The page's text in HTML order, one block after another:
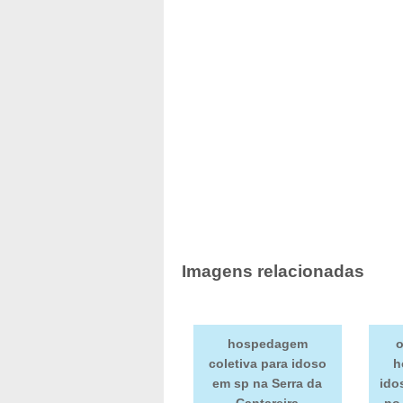
Imagens relacionadas
hospedagem
coletiva para idoso
em sp na Serra da